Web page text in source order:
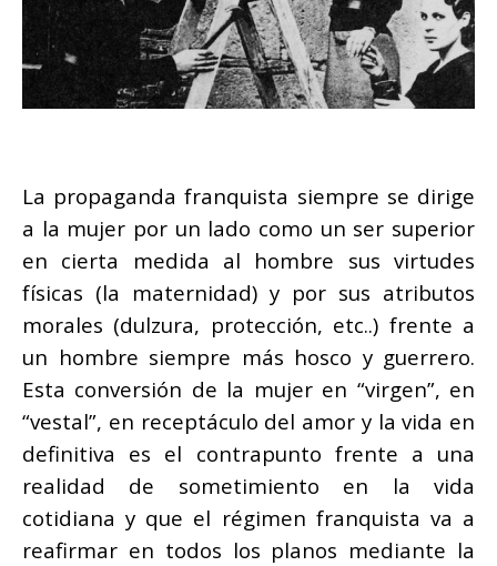
La propaganda franquista siempre se dirige
a la mujer por un lado como un ser superior
en cierta medida al hombre sus virtudes
físicas (la maternidad) y por sus atributos
morales (dulzura, protección, etc..) frente a
un hombre siempre más hosco y guerrero.
Esta conversión de la mujer en “virgen”, en
“vestal”, en receptáculo del amor y la vida en
definitiva es el contrapunto frente a una
realidad de sometimiento en la vida
cotidiana y que el régimen franquista va a
reafirmar en todos los planos mediante la